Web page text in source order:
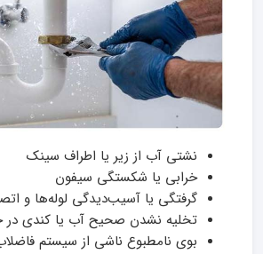
نشتی آب از زیر یا اطراف سینک
خرابی یا شکستگی سیفون
گرفتگی یا آسیب‌دیدگی لوله‌ها و
تخلیه نشدن صحیح آب یا کندی در
بوی نامطبوع ناشی از سیستم